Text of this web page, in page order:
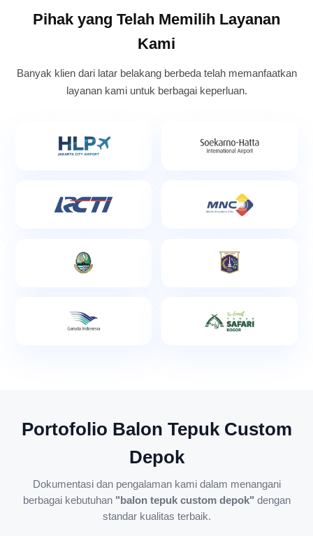
Pihak yang Telah Memilih Layanan
Kami
Banyak klien dari latar belakang berbeda telah memanfaatkan
layanan kami untuk berbagai keperluan.
Portofolio Balon Tepuk Custom
Depok
Dokumentasi dan pengalaman kami dalam menangani
berbagai kebutuhan "balon tepuk custom depok" dengan
standar kualitas terbaik.